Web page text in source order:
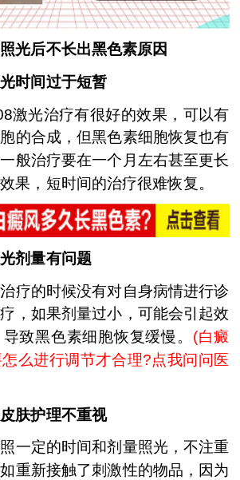
后不长出黑色素原因
时间过于短暂
光治疗有很好的效果，可以有
的合成，但黑色素细胞恢复也有
般治疗要在一个月左右甚至更长
果，短时间的治疗很难恢复。
剂量有问题
的时候没有对自身病情进行诊
，如果剂量过小，可能会引起效
致黑色素细胞恢复缓慢。 (白癜
么进行调节才合理?点我问问医
肤护理不重视
定的时间和剂量照光，不注重
重新接触了刺激性的物品，因为